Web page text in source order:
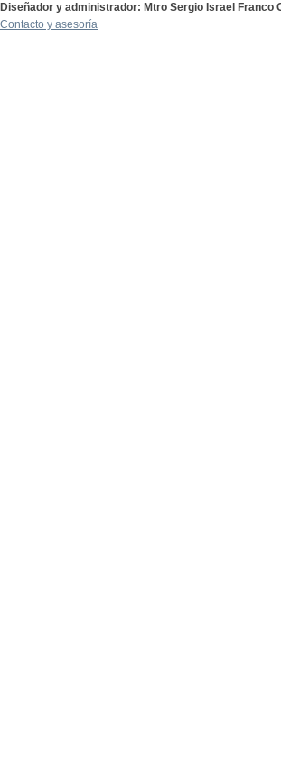
Diseñador y administrador: Mtro Sergio Israel Franco
Contacto y asesoría